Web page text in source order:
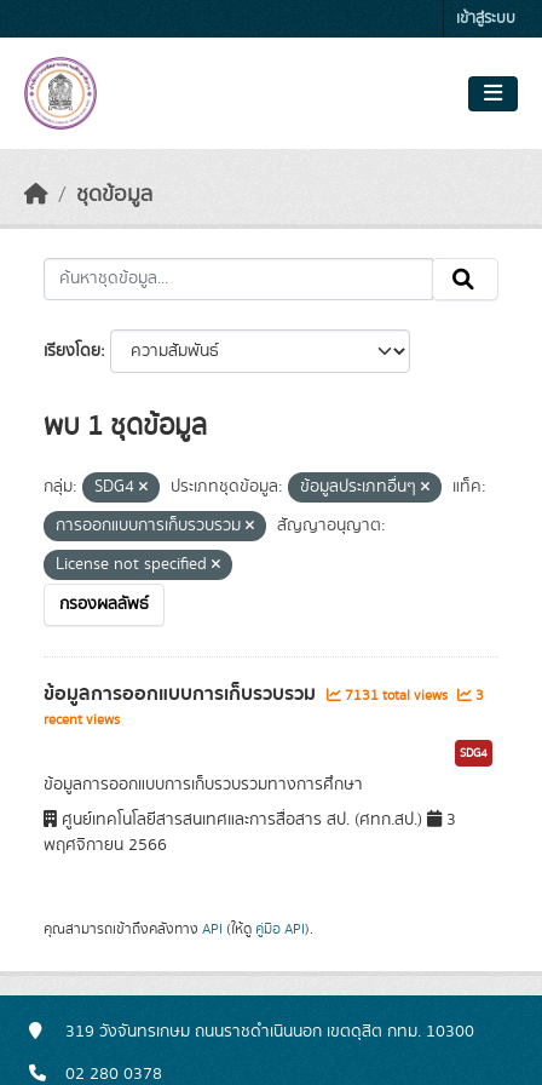
เข้าสู่ระบบ
ชุดข้อมูล
เรียงโดย
พบ 1 ชุดข้อมูล
กลุ่ม: SDG4 ประเภทชุดข้อมูล: ข้อมูลประเภทอื่นๆ
แท็ค:
การออกแบบการเก็บรวบรวม
สัญญาอนุญาต:
License not specified
กรองผลลัพธ์
ข้อมูลการออกแบบการเก็บรวบรวม 7131 total views
3
recent views
SDG4
ข้อมูลการออกแบบการเก็บรวบรวมทางการศึกษา
ศูนย์เทคโนโลยีสารสนเทศและการสื่อสาร สป. (ศทก.สป.)
3
พฤศจิกายน 2566
คุณสามารถเข้าถึงคลังทาง API (ให้ดู คู่มือ API).
319 วังจันทรเกษม ถนนราชดำเนินนอก เขตดุสิต กทม. 10300
02 280 0378